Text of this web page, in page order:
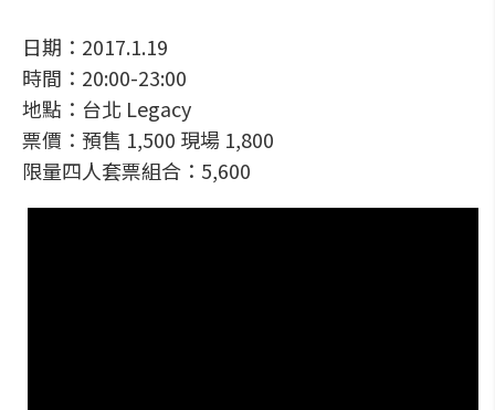
日期：2017.1.19
時間：20:00-23:00
地點：台北 Legacy
票價：預售 1,500 現場 1,800
限量四人套票組合：5,600